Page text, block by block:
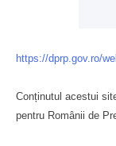
https://dprp.gov.ro/
Conținutul acestui
pentru Românii de